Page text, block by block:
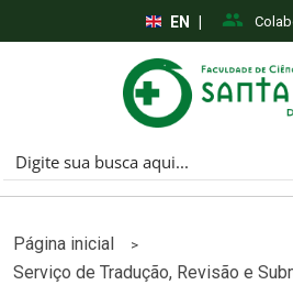
EN
Página inicial >
Serviço de Tradução, Revisão e